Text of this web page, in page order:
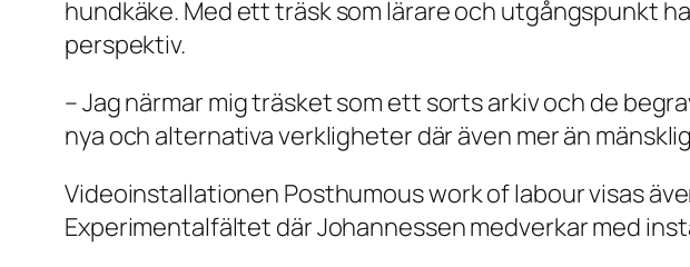
hundkäke. Med ett träsk som lärare och utgångspunkt
perspektiv.
– Jag närmar mig träsket som ett sorts arkiv och de
nya och alternativa verkligheter där även mer än
Videoinstallationen Posthumous work of labour visas
Experimentalfältet där Johannessen medverkar med